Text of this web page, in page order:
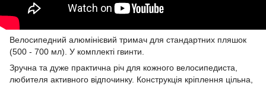
Велосипедний алюмінієвий тримач для стандартних пляшок
(500 - 700 мл). У комплекті гвинти.
Зручна та дуже практична річ для кожного велосипедиста,
любителя активного відпочинку. Конструкція кріплення цільна,